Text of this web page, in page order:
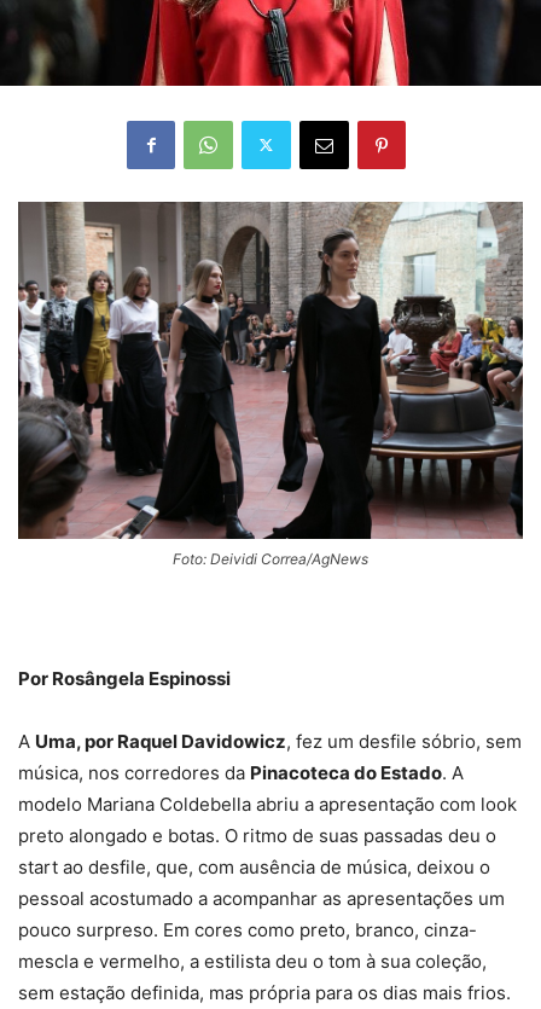
Foto: Deividi Correa/AgNews
Por Rosângela Espinossi
A Uma, por Raquel Davidowicz, fez um desfile sóbrio, sem
música, nos corredores da Pinacoteca do Estado. A
modelo Mariana Coldebella abriu a apresentação com look
preto alongado e botas. O ritmo de suas passadas deu o
start ao desfile, que, com ausência de música, deixou o
pessoal acostumado a acompanhar as apresentações um
pouco surpreso. Em cores como preto, branco, cinza-
mescla e vermelho, a estilista deu o tom à sua coleção,
sem estação definida, mas própria para os dias mais frios.